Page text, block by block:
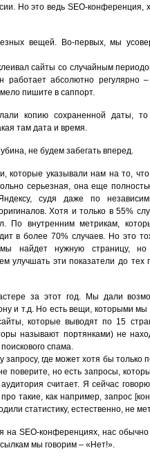
Но это ведь SEO-конференция,
вещей. Во-первых, мы
сайты со случайным
работает абсолютно
пишите в саппорт.
копию сохраненной даты,
там дата и время.
не будем забегать вперед.
которые указывали нам на то,
серьезная, она еще
судя даже по
Хотя и только в 55%
По внутренним метрикам,
в более 70% случаев. Но это
найдет нужную страницу,
улучшать эти показатели до тех
за этот год. Мы дали
и т.д. Но есть вещи, которыми мы
которые выводят по 15
называют портянками) не
спама.
где может хотя бы только
поверите, но есть запросы,
считает. Я сейчас
такие, как например, запрос
статистику, естественно, не
на SEO-конференциях, нас
мы говорим – «Нет!».